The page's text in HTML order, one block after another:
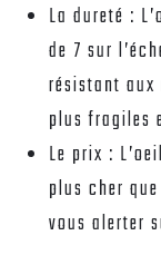
La dureté :
de 7 sur
résistant
plus fragiles
Le prix :
plus cher
vous alerter